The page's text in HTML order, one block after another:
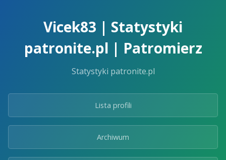
Vicek83 | Statystyki
patronite.pl | Patromierz
Statystyki patronite.pl
Lista profili
Archiwum